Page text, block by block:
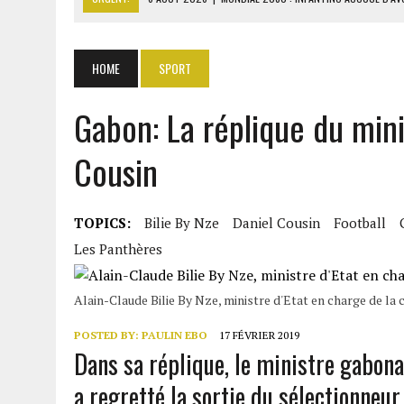
6 AOÛT 2026 | LA BANQUE MONDIALE ACCORDE 340 MILLIARDS FCFA
6 AOÛT 2026
CAN FÉMININE : LA CÔTE D’IVOIRE ET L’AFRIQUE DU
HOME SPORT
Gabon: La réplique du
Cousin
TOPICS: Bilie By Nze Daniel Cousin Football
Les Panthères
Alain-Claude Bilie By Nze, ministre d'Etat en charge de la
POSTED BY: PAULIN EBO 17 FÉVRIER 2019
Dans sa réplique, le ministre
a regretté la sortie du